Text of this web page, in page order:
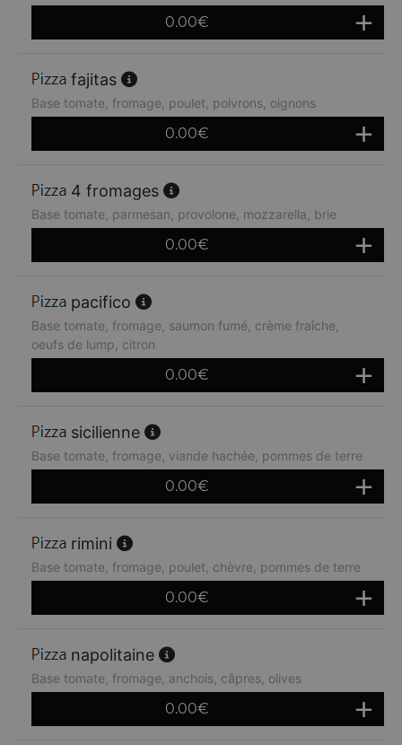
0.00€
fajitas
Base tomate, fromage, poulet, poivrons, oignons
0.00€
4 fromages
Base tomate, parmesan, provolone, mozzarella, brie
0.00€
pacifico
Base tomate, fromage, saumon fumé, crème fraîche,
oeufs de lump, citron
0.00€
sicilienne
Base tomate, fromage, viande hachée, pommes de terre
0.00€
rimini
Base tomate, fromage, poulet, chèvre, pommes de terre
0.00€
napolitaine
Base tomate, fromage, anchois, câpres, olives
0.00€